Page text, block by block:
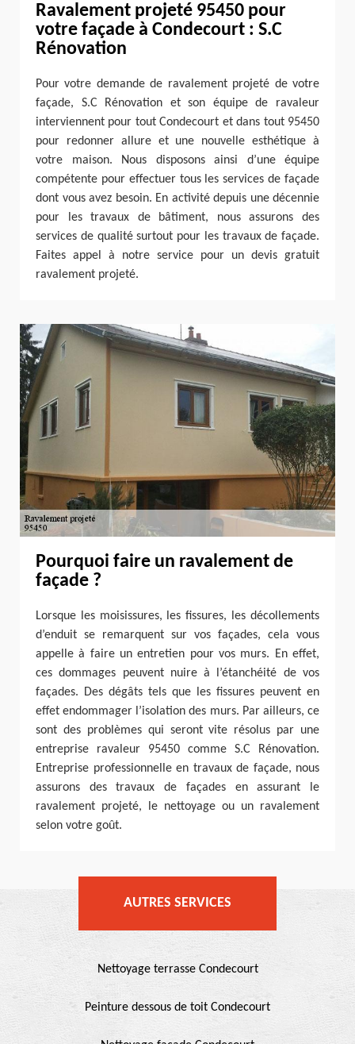
Ravalement projeté 95450 pour
votre façade à Condecourt : S.C
Rénovation
Pour votre demande de ravalement projeté de votre
façade, S.C Rénovation et son équipe de ravaleur
interviennent pour tout Condecourt et dans tout 95450
pour redonner allure et une nouvelle esthétique à
votre maison. Nous disposons ainsi d’une équipe
compétente pour effectuer tous les services de façade
dont vous avez besoin. En activité depuis une décennie
pour les travaux de bâtiment, nous assurons des
services de qualité surtout pour les travaux de façade.
Faites appel à notre service pour un devis gratuit
ravalement projeté.
Pourquoi faire un ravalement de
façade ?
Lorsque les moisissures, les fissures, les décollements
d’enduit se remarquent sur vos façades, cela vous
appelle à faire un entretien pour vos murs. En effet,
ces dommages peuvent nuire à l’étanchéité de vos
façades. Des dégâts tels que les fissures peuvent en
effet endommager l’isolation des murs. Par ailleurs, ce
sont des problèmes qui seront vite résolus par une
entreprise ravaleur 95450 comme S.C Rénovation.
Entreprise professionnelle en travaux de façade, nous
assurons des travaux de façades en assurant le
ravalement projeté, le nettoyage ou un ravalement
selon votre goût.
AUTRES SERVICES
Nettoyage terrasse Condecourt
Peinture dessous de toit Condecourt